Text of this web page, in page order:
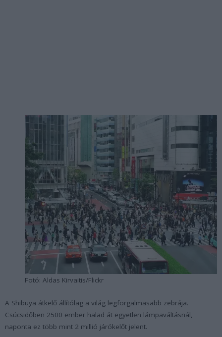
Fotó: Aldas Kirvaitis/Flickr
A Shibuya átkelő állítólag a világ legforgalmasabb zebrája.
Csúcsidőben 2500 ember halad át egyetlen lámpaváltásnál,
naponta ez több mint 2 millió járókelőt jelent.